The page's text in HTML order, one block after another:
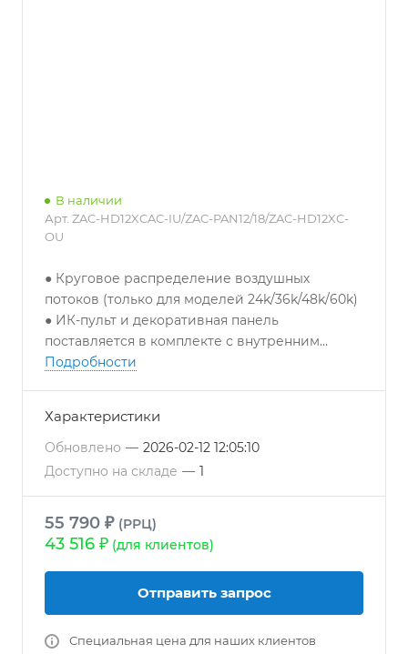
В наличии
Арт. ZAC-HD12XCAC-IU/ZAC-PAN12/18/ZAC-HD12XC-
OU
● Круговое распределение воздушных
потоков (только для моделей 24k/36k/48k/60k)
● ИК-пульт и декоративная панель
поставляется в комплекте с внутренним
блоком.
● Функция IFEEL.
● Зимний комплект в стандартной
комплектации (работа до -15 °С на охлаждение
● ЖК дисплей для отображения
установленной температуры (только для
моделей 24k/36k/48k/60k)
● Возможность подключения воздуховода
свежего воздуха
● Возможность подачи воздуха по
Подробности
Характеристики
Обновлено — 2026-02-12 12:05:10
Доступно на складе — 1
55 790 ₽ (РРЦ)
43 516 ₽ (для клиентов)
Отправить запрос
Специальная цена для наших клиентов